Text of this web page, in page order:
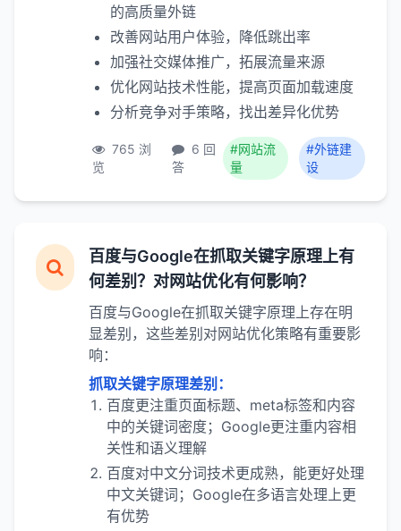
的高质量外链
改善网站用户体验，降低跳出率
加强社交媒体推广，拓展流量来源
优化网站技术性能，提高页面加载速度
分析竞争对手策略，找出差异化优势
765 浏
览
6 回
答
#网站流
量
#外链建
设
百度与Google在抓取关键字原理上有
何差别？对网站优化有何影响？
百度与Google在抓取关键字原理上存在明
显差别，这些差别对网站优化策略有重要影
响：
抓取关键字原理差别：
百度更注重页面标题、meta标签和内容
中的关键词密度；Google更注重内容相
关性和语义理解
百度对中文分词技术更成熟，能更好处理
中文关键词；Google在多语言处理上更
有优势